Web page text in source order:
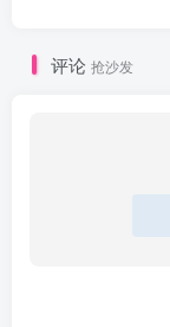
评论 抢沙发